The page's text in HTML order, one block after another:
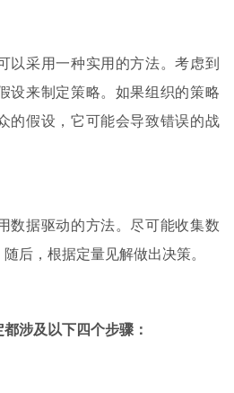
以采用一种实用的方法。考虑到
设来制定策略。如果组织的策略
的假设，它可能会导致错误的战
数据驱动的方法。尽可能收集数
后，根据定量见解做出决策。
涉及以下四个步骤：